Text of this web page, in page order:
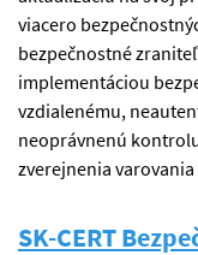
viacero
bezpečnostné
implementáciou
vzdialenému,
neoprávnenú
zverejnenia varovania
SK-CERT